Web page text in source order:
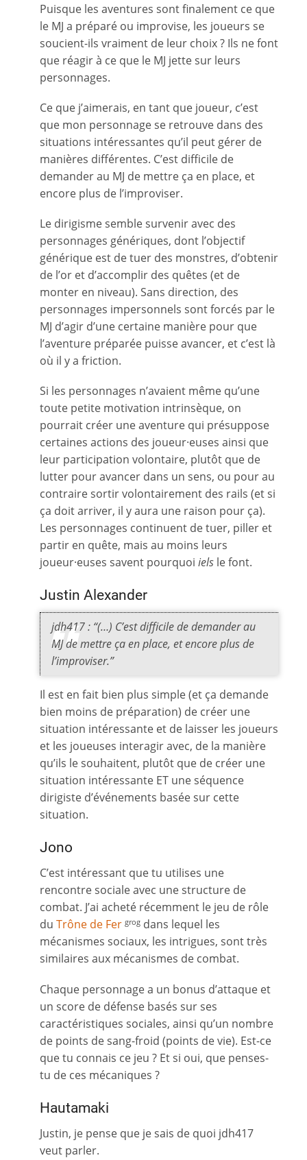
Puisque les aventures sont finalement ce que
le MJ a préparé ou improvise, les joueurs se
soucient-ils vraiment de leur choix ? Ils ne font
que réagir à ce que le MJ jette sur leurs
personnages.
Ce que j’aimerais, en tant que joueur, c’est
que mon personnage se retrouve dans des
situations intéressantes qu’il peut gérer de
manières différentes. C’est difficile de
demander au MJ de mettre ça en place, et
encore plus de l’improviser.
Le dirigisme semble survenir avec des
personnages génériques, dont l’objectif
générique est de tuer des monstres, d’obtenir
de l’or et d’accomplir des quêtes (et de
monter en niveau). Sans direction, des
personnages impersonnels sont forcés par le
MJ d’agir d’une certaine manière pour que
l’aventure préparée puisse avancer, et c’est là
où il y a friction.
Si les personnages n’avaient même qu’une
toute petite motivation intrinsèque, on
pourrait créer une aventure qui présuppose
certaines actions des joueur·euses ainsi que
leur participation volontaire, plutôt que de
lutter pour avancer dans un sens, ou pour au
contraire sortir volontairement des rails (et si
ça doit arriver, il y aura une raison pour ça).
Les personnages continuent de tuer, piller et
partir en quête, mais au moins leurs
joueur·euses savent pourquoi iels le font.
Justin Alexander
jdh417 : “(…) C’est difficile de demander au
MJ de mettre ça en place, et encore plus de
l’improviser.”
Il est en fait bien plus simple (et ça demande
bien moins de préparation) de créer une
situation intéressante et de laisser les joueurs
et les joueuses interagir avec, de la manière
qu’ils le souhaitent, plutôt que de créer une
situation intéressante ET une séquence
dirigiste d’événements basée sur cette
situation.
Jono
C’est intéressant que tu utilises une
rencontre sociale avec une structure de
combat. J’ai acheté récemment le jeu de rôle
du Trône de Fer grog dans lequel les
mécanismes sociaux, les intrigues, sont très
similaires aux mécanismes de combat.
Chaque personnage a un bonus d’attaque et
un score de défense basés sur ses
caractéristiques sociales, ainsi qu’un nombre
de points de sang-froid (points de vie). Est-ce
que tu connais ce jeu ? Et si oui, que penses-
tu de ces mécaniques ?
Hautamaki
Justin, je pense que je sais de quoi jdh417
veut parler.